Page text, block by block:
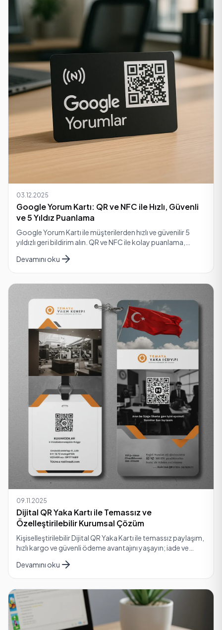
03.12.2025
Google Yorum Kartı: QR ve NFC ile Hızlı, Güvenli
ve 5 Yıldız Puanlama
Google Yorum Kartı ile müşterilerden hızlı ve güvenilir 5
yıldızlı geri bildirim alın. QR ve NFC ile kolay puanlama,
Devamını oku
09.11.2025
Dijital QR Yaka Kartı ile Temassız ve
Özelleştirilebilir Kurumsal Çözüm
Kişiselleştirilebilir Dijital QR Yaka Kartı ile temassız paylaşım,
hızlı kargo ve güvenli ödeme avantajını yaşayın; iade ve
Devamını oku